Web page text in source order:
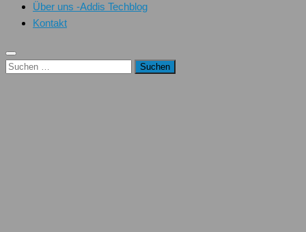
Über uns -Addis Techblog
Kontakt
Suchen